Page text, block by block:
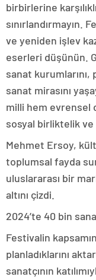
birbirlerine
sınırlandırmayın.
ve yeniden işlev
eserleri düşünün.
sanat
sanat mirasını
milli hem evrensel
sosyal birliktelik
Mehmet Ersoy,
toplumsal fayda
uluslararası bir
altını çizdi.
2024’te 40 bin
Festivalin
planladıklarını
sanatçının